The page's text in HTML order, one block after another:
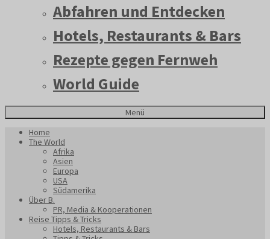
Abfahren und Entdecken
Hotels, Restaurants & Bars
Rezepte gegen Fernweh
World Guide
Menü
Home
The World
Afrika
Asien
Europa
USA
Südamerika
Über B.
PR, Media & Kooperationen
Reise Tipps & Tricks
Hotels, Restaurants & Bars